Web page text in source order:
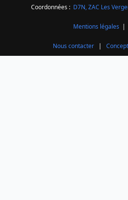
Coordonnées : D7N, ZAC Les
Mentions légales |
Nous contacter|